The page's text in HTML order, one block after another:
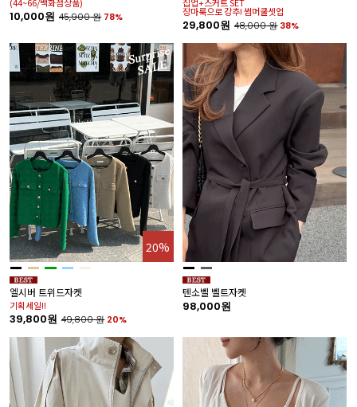
10,000원 45,900원 78% 장마룩으로 강추! 썸머쿨셋업
29,800원 48,000원 38%
20%
엘시버 트위드자켓
기획세일!!
39,800원 49,800원 20%
텐소벨 벨트자켓
98,000원